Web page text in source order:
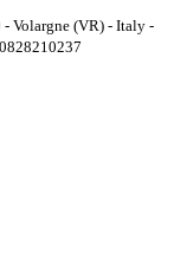
- Volargne (VR) - Italy -